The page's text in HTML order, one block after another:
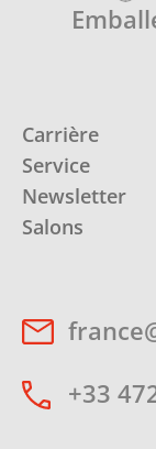
Carrière
Service
Newsletter
Salons
+33